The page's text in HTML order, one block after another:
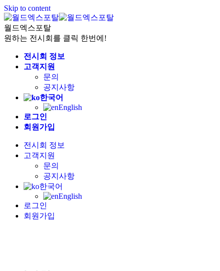
Skip to content
월드엑스포탈
원하는 전시회를 클릭 한번에!
전시회 정보
고객지원
문의
공지사항
한국어
English
로그인
회원가입
전시회 정보
고객지원
문의
공지사항
한국어
English
로그인
회원가입